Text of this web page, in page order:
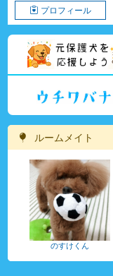
プロフィール
ルームメイト
のすけくん